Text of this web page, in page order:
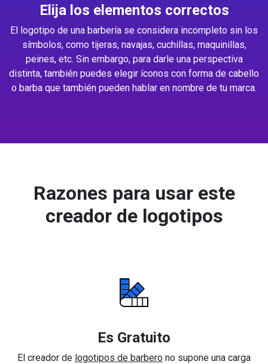
Elija los elementos correctos
El logotipo de una barbería se considera incompleto sin los
símbolos, como tijeras, navajas, cuchillas, maquinillas,
peines, etc. Sin embargo, para darle una perspectiva
distinta, también puedes elegir íconos con forma de cabello
o barba que también pueden hablar en nombre de tu marca.
Razones para usar este
creador de logotipos
Es Gratuito
El creador de logotipos de barbero no supone una carga